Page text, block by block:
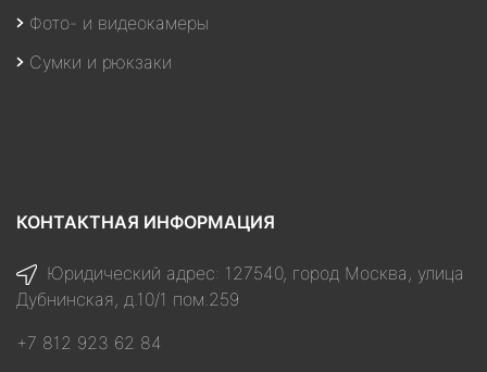
Фото- и видеокамеры
Сумки и рюкзаки
КОНТАКТНАЯ ИНФОРМАЦИЯ
Юридический адрес: 127540, город Москва, улица
Дубнинская, д.10/1 пом.259
+7 812 923 62 84